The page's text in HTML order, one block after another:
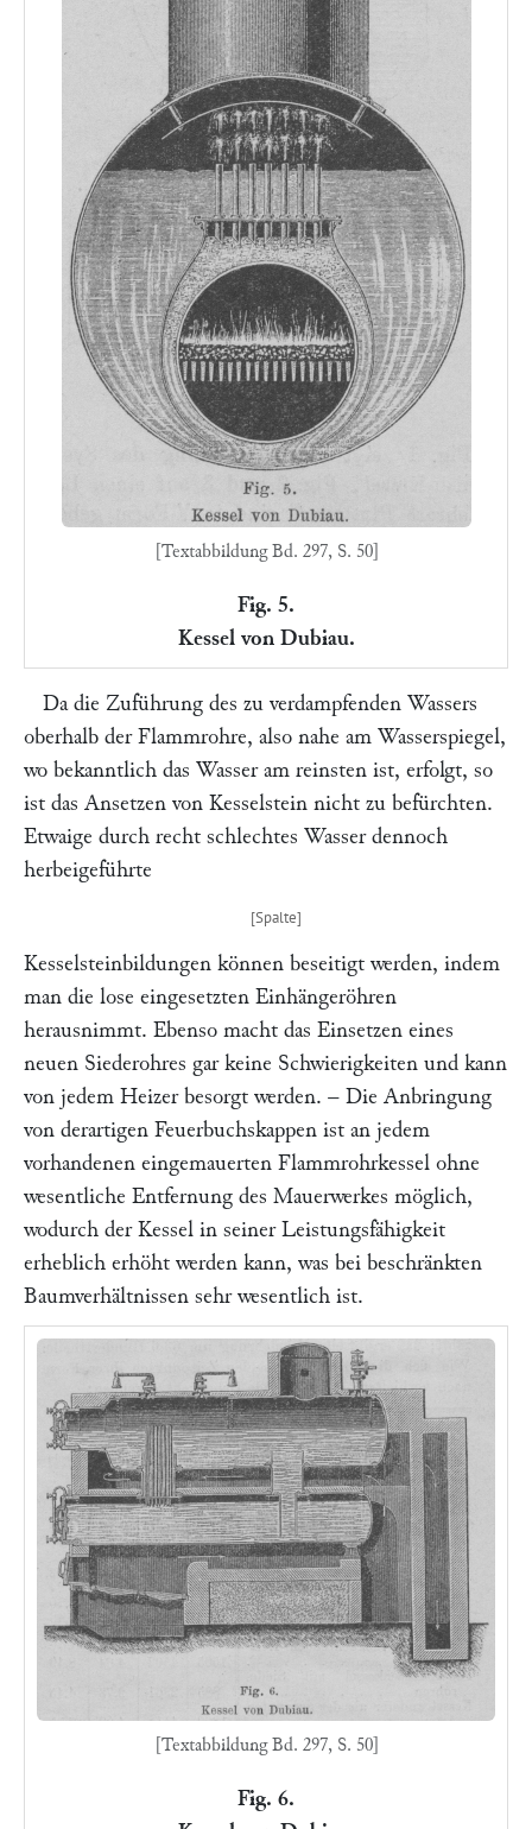
[Textabbildung Bd. 297, S. 50]
Fig. 5.
Kessel von Dubiau.
Da die Zuführung des zu verdampfenden Wassers
oberhalb der Flammrohre, also nahe am Wasserspiegel,
wo bekanntlich das Wasser am reinsten ist, erfolgt, so
ist das Ansetzen von Kesselstein nicht zu befürchten.
Etwaige durch recht schlechtes Wasser dennoch
herbeigeführte
Kesselsteinbildungen können beseitigt werden, indem
man die lose eingesetzten Einhängeröhren
herausnimmt. Ebenso macht das Einsetzen eines
neuen Siederohres gar keine Schwierigkeiten und kann
von jedem Heizer besorgt werden. – Die Anbringung
von derartigen Feuerbuchskappen ist an jedem
vorhandenen eingemauerten Flammrohrkessel ohne
wesentliche Entfernung des Mauerwerkes möglich,
wodurch der Kessel in seiner Leistungsfähigkeit
erheblich erhöht werden kann, was bei beschränkten
Baumverhältnissen sehr wesentlich ist.
[Textabbildung Bd. 297, S. 50]
Fig. 6.